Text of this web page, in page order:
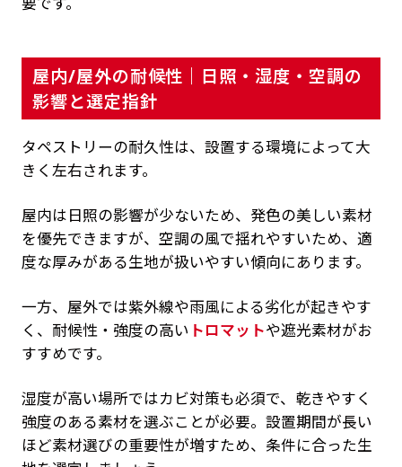
屋内/屋外の耐候性｜日照・湿度・空調の
影響と選定指針
タペストリーの耐久性は、設置する環境によって大
きく左右されます。
屋内は日照の影響が少ないため、発色の美しい素材
を優先できますが、空調の風で揺れやすいため、適
度な厚みがある生地が扱いやすい傾向にあります。
一方、屋外では紫外線や雨風による劣化が起きやす
く、耐候性・強度の高い トロマットや遮光素材がお
すすめです。
湿度が高い場所ではカビ対策も必須で、乾きやすく
強度のある素材を選ぶことが必要。設置期間が長い
ほど素材選びの重要性が増すため、条件に合った生